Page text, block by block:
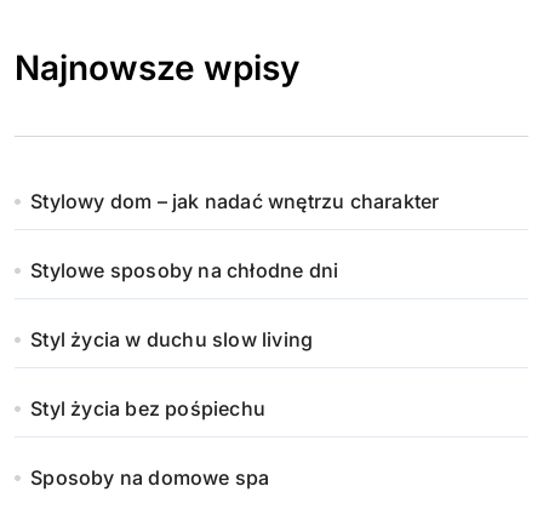
Najnowsze wpisy
Stylowy dom – jak nadać wnętrzu charakter
Stylowe sposoby na chłodne dni
Styl życia w duchu slow living
Styl życia bez pośpiechu
Sposoby na domowe spa